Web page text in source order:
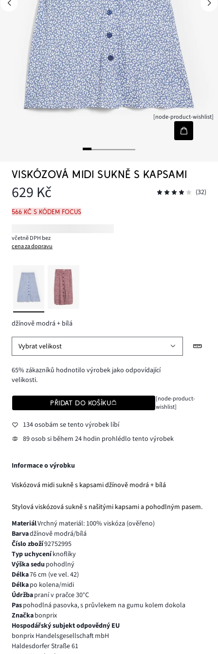
[node-product-wishlist]
VISKÓZOVÁ MIDI SUKNĚ S KAPSAMI
629 Kč (32)
566 Kč s kódem FOCUS
včetně DPH bez
cena za dopravu
džínově modrá + bílá
Vybrat velikost
65% zákazníků hodnotilo výrobek jako odpovídající
velikosti.
PŘIDAT DO KOŠÍKU
[node-product-
wishlist]
134 osobám se tento výrobek líbí
89 osob si během 24 hodin prohlédlo tento výrobek
Informace o výrobku
Viskózová midi sukně s kapsami džínově modrá + bílá
Stylová viskózová sukně s našitými kapsami a pohodlným pasem.
MateriálVrchný materiál: 100% viskóza (ověřeno)
Barvadžínově modrá/bílá
Číslo zboží92752995
Typ uchyceníknoflíky
Výška sedu pohodlný
Délka76 cm (ve vel. 42)
Délkapo kolena/midi
Údržbapraní v pračce 30°C
Paspohodlná pasovka, s průvlekem na gumu kolem dokola
Značkabonprix
Hospodářský subjekt odpovědný EU
bonprix Handelsgesellschaft mbH
Haldesdorfer Straße 61